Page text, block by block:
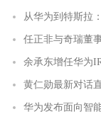
从华为到特斯拉
任正非与奇瑞董
余承东增任华为
黄仁勋最新对话
华为发布面向智